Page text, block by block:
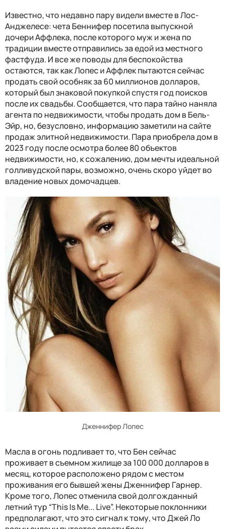
Известно, что недавно пару видели вместе в Лос-
Анджелесе: чета Беннифер посетила выпускной
дочери Аффлека, после которого муж и жена по
традиции вместе отправились за едой из местного
фастфуда. И все же поводы для беспокойства
остаются, так как Лопес и Аффлек пытаются сейчас
продать свой особняк за 60 миллионов долларов,
который был знаковой покупкой спустя год поисков
после их свадьбы. Сообщается, что пара тайно наняла
агента по недвижимости, чтобы продать дом в Бель-
Эйр, но, безусловно, информацию заметили на сайте
продаж элитной недвижимости. Пара приобрела дом в
2023 году после осмотра более 80 объектов
недвижимости, но, к сожалению, дом мечты идеальной
голливудской пары, возможно, очень скоро уйдет во
владение новых домочадцев.
Дженнифер Лопес
Масла в огонь подливает то, что Бен сейчас
проживает в съемном жилище за 100 000 долларов в
месяц, которое расположено рядом с местом
проживания его бывшей жены Дженнифер Гарнер.
Кроме того, Лопес отменила свой долгожданный
летний тур “This Is Me... Live”. Некоторые поклонники
предполагают, что это сигнал к тому, что Джей Ло